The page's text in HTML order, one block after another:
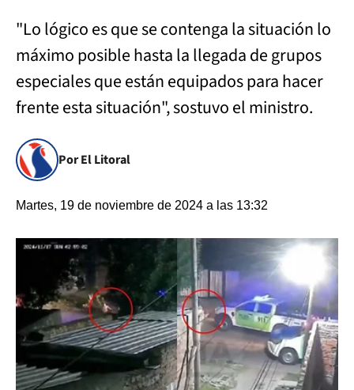
"Lo lógico es que se contenga la situación lo
máximo posible hasta la llegada de grupos
especiales que están equipados para hacer
frente esta situación", sostuvo el ministro.
Por El Litoral
Martes, 19 de noviembre de 2024 a las 13:32